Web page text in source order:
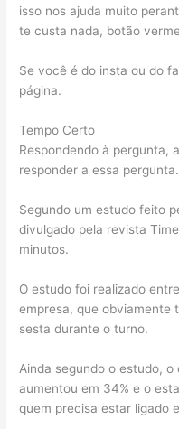
isso nos ajuda muito
te custa nada, botão
Se você é do insta ou do
página.
Tempo Certo
Respondendo à pergunta,
responder a essa pergunta.
Segundo um estudo feito
divulgado pela revista
minutos.
O estudo foi realizado
empresa, que obviamente
sesta durante o turno.
Ainda segundo o estudo,
aumentou em 34% e o
quem precisa estar ligado